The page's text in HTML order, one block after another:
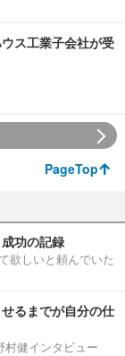
ス工業子会社が受
PageTop
功の記録
欲しいと頼んでいた
るまでが自分の仕
村健インタビュー